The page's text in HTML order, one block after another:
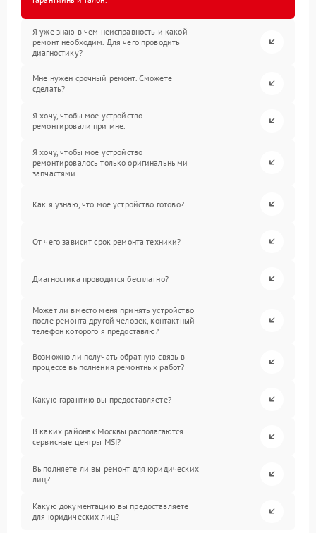
Я уже знаю в чем неисправность и какой
ремонт необходим. Для чего проводить
диагностику?
Мне нужен срочный ремонт. Сможете
сделать?
Я хочу, чтобы мое устройство
ремонтировали при мне.
Я хочу, чтобы мое устройство
ремонтировалось только оригинальными
запчастями.
Как я узнаю, что мое устройство готово?
От чего зависит срок ремонта техники?
Диагностика проводится бесплатно?
Может ли вместо меня принять устройство
после ремонта другой человек, контактный
телефон которого я предоставлю?
Возможно ли получать обратную связь в
процессе выполнения ремонтных работ?
Какую гарантию вы предоставляете?
В каких районах Москвы располагаются
сервисные центры MSI?
Выполняете ли вы ремонт для юридических
лиц?
Какую документацию вы предоставляете
для юридических лиц?